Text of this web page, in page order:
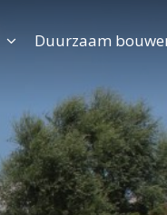
Duurzaam